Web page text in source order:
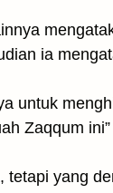
ia
untuk
Zaqqum ini”